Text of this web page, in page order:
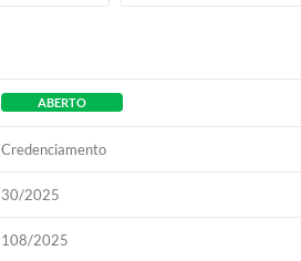
ABERTO
Credenciamento
30/2025
108/2025